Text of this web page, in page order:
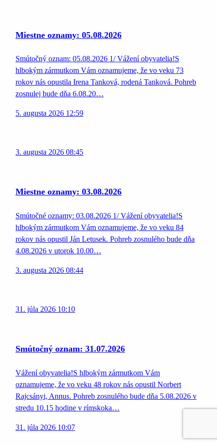
Miestne oznamy: 05.08.2026
Smútočný oznam: 05.08.2026 1/ Vážení obyvatelia!S
hlbokým zármutkom Vám oznamujeme, že vo veku 73
rokov nás opustila Irena Tanková, rodená Tanková. Pohreb
zosnulej bude dňa 6.08.20…
5. augusta 2026 12:59
3. augusta 2026 08:45
Miestne oznamy: 03.08.2026
Smútočné oznamy: 03.08.2026 1/ Vážení obyvatelia!S
hlbokým zármutkom Vám oznamujeme, že vo veku 84
rokov nás opustil Ján Letusek. Pohreb zosnulého bude dňa
4.08.2026 v utorok 10.00…
3. augusta 2026 08:44
31. júla 2026 10:10
Smútočný oznam: 31.07.2026
Vážení obyvatelia!S hlbokým zármutkom Vám
oznamujeme, že vo veku 48 rokov nás opustil Norbert
Rajcsányi, Annus. Pohreb zosnulého bude dňa 5.08.2026 v
stredu 10.15 hodine v rímskoka…
31. júla 2026 10:07